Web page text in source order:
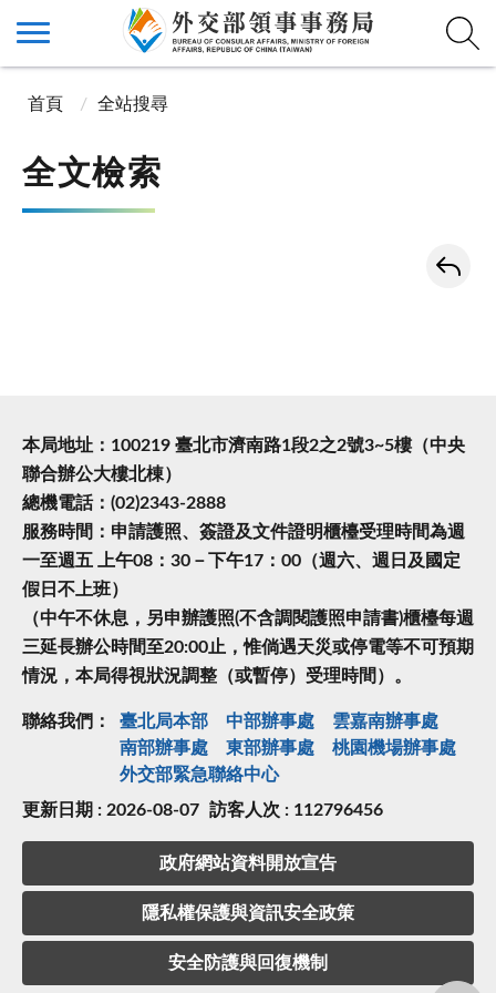
首頁 全站搜尋
全文檢索
本局地址：100219 臺北市濟南路1段2之2號3~5樓（中央
聯合辦公大樓北棟）
總機電話：(02)2343-2888
服務時間：申請護照、簽證及文件證明櫃檯受理時間為週
一至週五 上午08：30－下午17：00（週六、週日及國定
假日不上班）
（中午不休息，另申辦護照(不含調閱護照申請書)櫃檯每週
三延長辦公時間至20:00止，惟倘遇天災或停電等不可預期
情況，本局得視狀況調整（或暫停）受理時間）。
聯絡我們： 臺北局本部 中部辦事處
雲嘉南辦事處
南部辦事處
東部辦事處
桃園機場辦事處
外交部緊急聯絡中⼼
更新日期 : 2026-08-07 訪客人次 : 112796456
政府網站資料開放宣告
隱私權保護與資訊安全政策
安全防護與回復機制